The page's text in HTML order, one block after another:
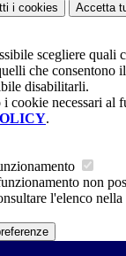
i cookies Accetta
scegliere quali
che consentono
disabilitarli.
cookie necessari al
.
non
l'elenco